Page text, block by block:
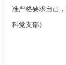
准严格要求自己
科党支部 ）